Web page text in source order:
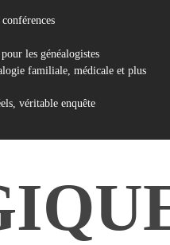
les généalogistes
familiale, médicale et plus
véritable enquête